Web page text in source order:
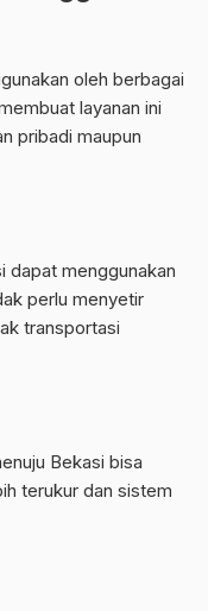
oleh berbagai
layanan ini
pribadi maupun
dapat menggunakan
perlu menyetir
transportasi
Bekasi bisa
terukur dan sistem